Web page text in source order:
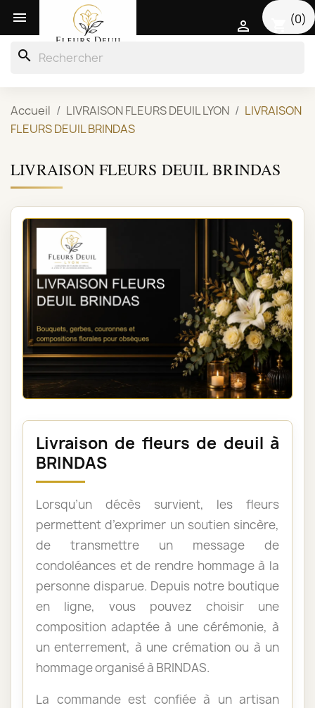
 (0)

search
Accueil LIVRAISON FLEURS DEUIL LYON
LIVRAISON
FLEURS DEUIL BRINDAS
LIVRAISON FLEURS DEUIL BRINDAS
Livraison de fleurs de deuil à
BRINDAS
Lorsqu’un décès survient, les fleurs
permettent d’exprimer un soutien sincère,
de transmettre un message de
condoléances et de rendre hommage à la
personne disparue. Depuis notre boutique
en ligne, vous pouvez choisir une
composition adaptée à une cérémonie, à
un enterrement, à une crémation ou à un
hommage organisé à BRINDAS.
La commande est confiée à un artisan